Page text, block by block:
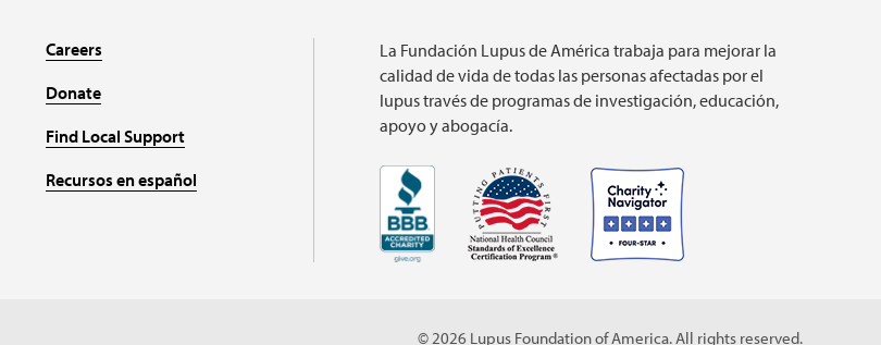
Careers
Donate
Find Local Support
Recursos en español
La Fundación Lupus de América trabaja para mejorar la
calidad de vida de todas las personas afectadas por el
lupus través de programas de investigación, educación,
apoyo y abogacía.
© 2026 Lupus Foundation of America. All rights reserved.